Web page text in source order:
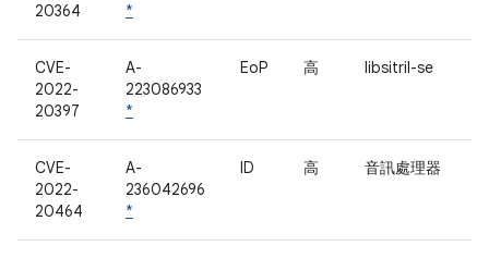
20364
*
CVE-
2022-
20397
A-
223086933
*
EoP 高 libsitril-se
CVE-
2022-
20464
A-
236042696
*
ID 高 音訊處理器